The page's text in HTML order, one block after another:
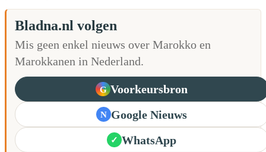
Bladna.nl volgen
Mis geen enkel nieuws over Marokko en
Marokkanen in Nederland.
G Voorkeursbron
N Google Nieuws
✓ WhatsApp